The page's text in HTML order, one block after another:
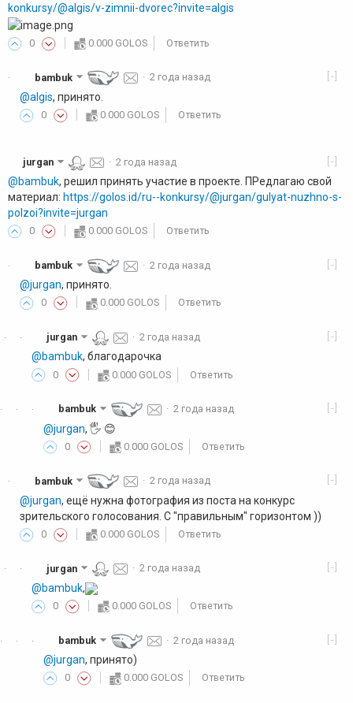
konkursy/@algis/v-zimnii-dvorec?invite=algis
0 0.000 GOLOS Ответить
· [-]
bambuk · 2 года назад
@algis, принято.
0 0.000 GOLOS Ответить
[-]
jurgan ·2 года назад
@bambuk, решил принять участие в проекте. ПРедлагаю свой
материал: https://golos.id/ru--konkursy/@jurgan/gulyat-nuzhno-s-
polzoi?invite=jurgan
0 0.000 GOLOS Ответить
· [-]
bambuk · 2 года назад
@jurgan, принято.
0 0.000 GOLOS Ответить
·
· [-]
jurgan ·2 года назад
@bambuk, благодарочка
0 0.000 GOLOS Ответить
·
·
· [-]
bambuk · 2 года назад
@jurgan, 🖐 😊
0 0.000 GOLOS Ответить
· [-]
bambuk · 2 года назад
@jurgan, ещё нужна фотография из поста на конкурс
зрительского голосования. С "правильным" горизонтом ))
0 0.000 GOLOS Ответить
·
· [-]
jurgan ·2 года назад
@bambuk,
0 0.000 GOLOS Ответить
·
·
· [-]
bambuk · 2 года назад
@jurgan, принято)
0 0.000 GOLOS Ответить